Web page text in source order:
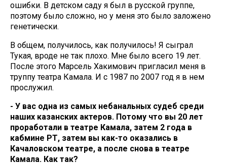
ошибки. В детском саду я был в русской группе,
поэтому было сложно, но у меня это было заложено
генетически.
В общем, получилось, как получилось! Я сыграл
Тукая, вроде не так плохо. Мне было всего 19 лет.
После этого Марсель Хакимович пригласил меня в
труппу театра Камала. И с 1987 по 2007 год я в нем
прослужил.
- У вас одна из самых небанальных судеб среди
наших казанских актеров. Потому что вы 20 лет
проработали в театре Камала, затем 2 года в
кабмине РТ, затем вы как-то оказались в
Качаловском театре, а после снова в театре
Камала. Как так?